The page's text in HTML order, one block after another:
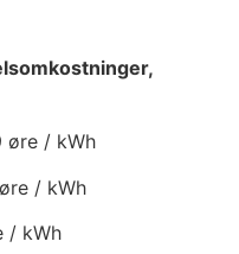
øre / kWh
øre / kWh
/ kWh